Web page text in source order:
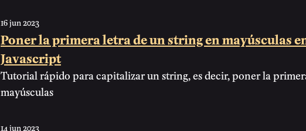
16 jun 2023
Poner la primera letra de un string en mayúsculas
Javascript
Tutorial rápido para capitalizar un string, es decir, poner la
mayúsculas
14 jun 2023